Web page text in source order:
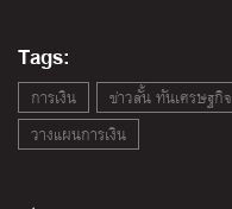
Tags:
การเงิน ข่าวสั้น ทันเศรษฐกิจ
วางแผนการเงิน